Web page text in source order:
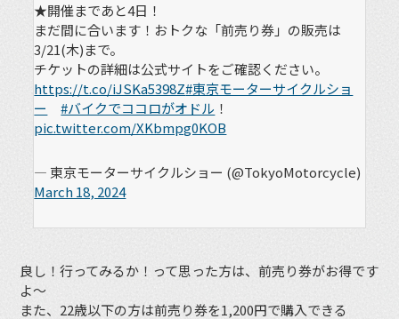
★開催まであと4日！
まだ間に合います！おトクな「前売り券」の販売は
3/21(木)まで。
チケットの詳細は公式サイトをご確認ください。
https://t.co/iJSKa5398Z#東京モーターサイクルショ
ー
#バイクでココロがオドル ！
pic.twitter.com/XKbmpg0KOB
— 東京モーターサイクルショー (@TokyoMotorcycle)
March 18, 2024
良し！行ってみるか！って思った方は、前売り券がお得です
よ～
また、 22歳以下の方は前売り券を1,200円で購入できる